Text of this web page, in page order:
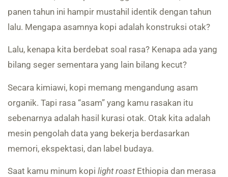
panen tahun ini hampir mustahil identik dengan tahun
lalu. Mengapa asamnya kopi adalah konstruksi otak?
Lalu, kenapa kita berdebat soal rasa? Kenapa ada yang
bilang seger sementara yang lain bilang kecut?
Secara kimiawi, kopi memang mengandung asam
organik. Tapi rasa “asam” yang kamu rasakan itu
sebenarnya adalah hasil kurasi otak. Otak kita adalah
mesin pengolah data yang bekerja berdasarkan
memori, ekspektasi, dan label budaya.
Saat kamu minum kopi light roastEthiopia dan merasa